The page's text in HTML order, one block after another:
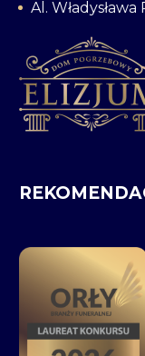
Al.